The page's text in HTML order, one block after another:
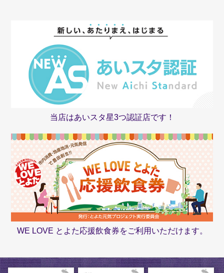
当店はあいスタ星3つ認証店です！
WE LOVE とよた応援飲食券をご利用いただけます。